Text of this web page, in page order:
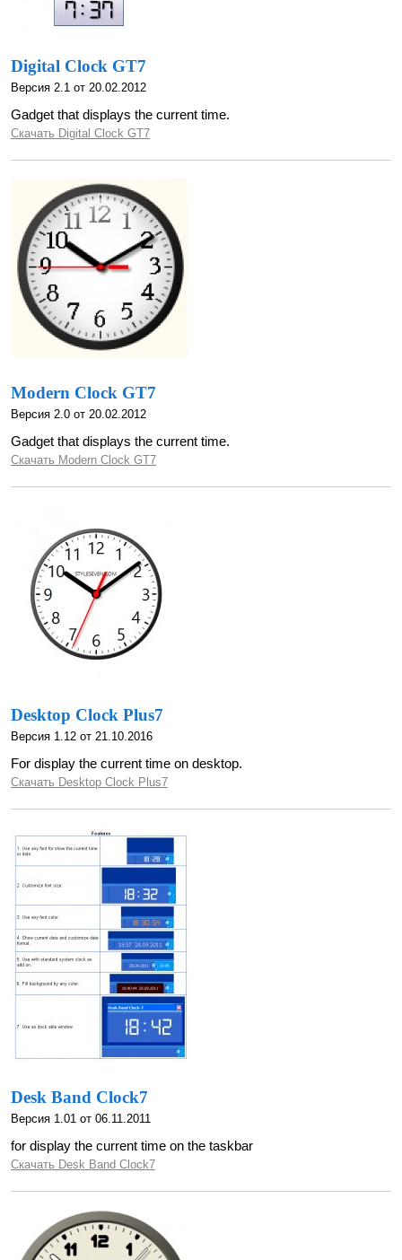
Digital Clock GT7
Версия 2.1 от 20.02.2012
Gadget that displays the current time.
Скачать Digital Clock GT7
Modern Clock GT7
Версия 2.0 от 20.02.2012
Gadget that displays the current time.
Скачать Modern Clock GT7
Desktop Clock Plus7
Версия 1.12 от 21.10.2016
For display the current time on desktop.
Скачать Desktop Clock Plus7
Desk Band Clock7
Версия 1.01 от 06.11.2011
for display the current time on the taskbar
Скачать Desk Band Clock7